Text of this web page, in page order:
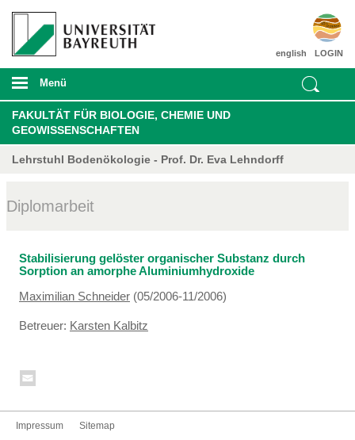
LOGIN
english
Menü
FAKULTÄT FÜR BIOLOGIE, CHEMIE UND
GEOWISSENSCHAFTEN
Lehrstuhl Bodenökologie - Prof. Dr. Eva Lehndorff
Diplomarbeit
Stabilisierung gelöster organischer Substanz durch
Sorption an amorphe Aluminiumhydroxide
Maximilian Schneider (05/2006-11/2006)
Betreuer: Karsten Kalbitz
Impressum Sitemap